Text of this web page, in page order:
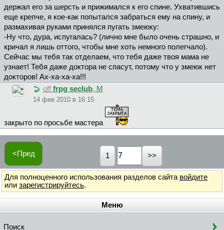
держал его за шерсть и прижимался к его спине. Ухватившись
еще крепче, я кое-как попытался забраться ему на спину, и
размахивая руками принялся пугать змеюку:
-Ну что, дура, испугалась? (лично мне было очень страшно, и
кричал я лишь оттого, чтобы мне хоть немного полегчало).
Сейчас мы тебя так отделаем, что тебя даже твоя мама не
узнает! Тебя даже доктора не спасут, потому что у змеюк нет
докторов! Ах-ха-ха-ха!!!
off frpg seclub, М
14 фев 2010 в 16:15
закрыто по просьбе мастера
<Пред 1
Для полноценного использования разделов сайта войдите
или зарегистрируйтесь.
Меню
Поиск